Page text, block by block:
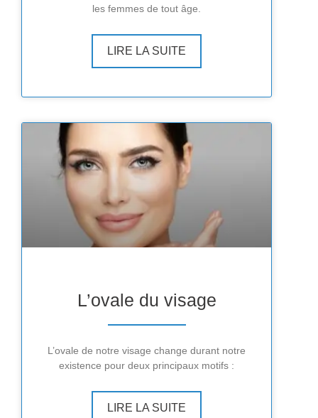
les femmes de tout âge.
LIRE LA SUITE
L’ovale du visage
L’ovale de notre visage change durant notre
existence pour deux principaux motifs :
LIRE LA SUITE